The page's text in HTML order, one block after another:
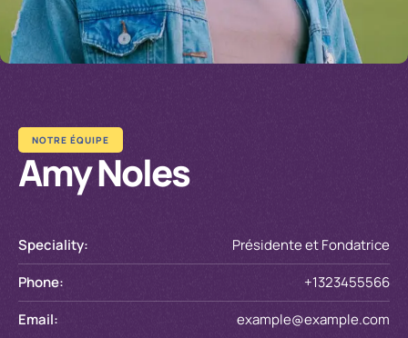
NOTRE ÉQUIPE
Amy Noles
Speciality:
Présidente et Fondatrice
Phone:
+1323455566
Email:
example@example.com